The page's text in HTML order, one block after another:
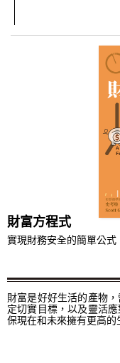
財富方程式
實現財務安全的簡單公式
財富是好好生活的產物
定切實目標，以及靈活
保現在和未來擁有更高的